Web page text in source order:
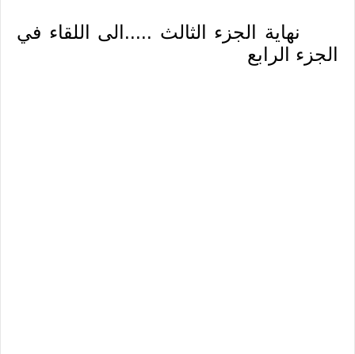
نهاية الجزء الثالث .....الى اللقاء في
الجزء الرابع